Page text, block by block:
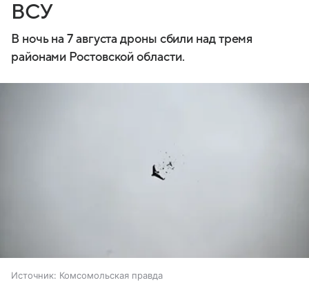
ВСУ
В ночь на 7 августа дроны сбили над тремя
районами Ростовской области.
Источник: Комсомольская правда